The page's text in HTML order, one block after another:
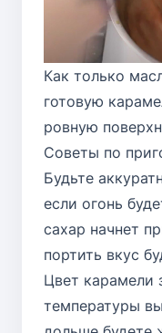
Как только
готовую
ровную
Советы по
Будьте
если огонь
сахар начнет
портить вкус
Цвет карамели
температуры